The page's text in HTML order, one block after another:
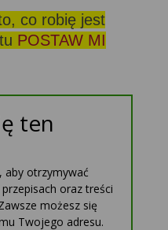
co robię jest
POSTAW MI
ten
aby otrzymywać
oraz treści
możesz się
Twojego adresu.